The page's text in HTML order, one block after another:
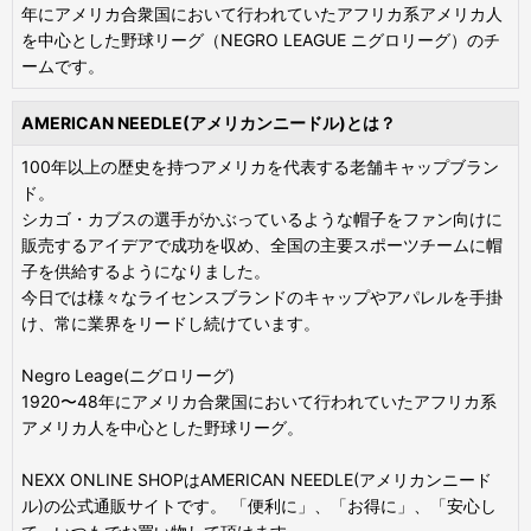
年にアメリカ合衆国において行われていたアフリカ系アメリカ人
を中心とした野球リーグ（NEGRO LEAGUE ニグロリーグ）のチ
ームです。
AMERICAN NEEDLE(アメリカンニードル)とは？
100年以上の歴史を持つアメリカを代表する老舗キャップブラン
ド。
シカゴ・カブスの選手がかぶっているような帽子をファン向けに
販売するアイデアで成功を収め、全国の主要スポーツチームに帽
子を供給するようになりました。
今日では様々なライセンスブランドのキャップやアパレルを手掛
け、常に業界をリードし続けています。
Negro Leage(ニグロリーグ)
1920〜48年にアメリカ合衆国において行われていたアフリカ系
アメリカ人を中心とした野球リーグ。
NEXX ONLINE SHOPはAMERICAN NEEDLE(アメリカンニード
ル)の公式通販サイトです。 「便利に」、「お得に」、「安心し